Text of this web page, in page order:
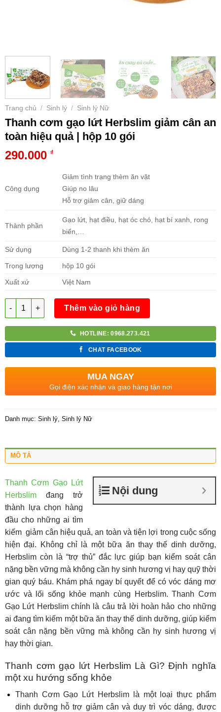
Trang chủ / Sinh lý / Sinh lý Nữ
Thanh cơm gạo lứt Herbslim giảm cân an
toàn hiệu quả | hộp 10 gói
290.000 ₫
Công dụng
Giảm tình trạng thèm ăn vặt
Giúp no lâu
Hỗ trợ giảm cân, giữ dáng
Thành phần
Gạo lứt, hạt điều, hạt óc chó, hạt bí xanh, rong
biển,…
Sử dụng Dùng 1-2 thanh khi thèm ăn
Trọng lượng hộp 10 gói
Xuất xứ Việt Nam
Số lượng
Thêm vào giỏ hàng
HOTLINE: 0968.273.421
CHAT FACEBOOK
MUA NGAY
Gọi điện xác nhận và giao hàng tận nơi
Danh mục: Sinh lý Sinh lý Nữ
MÔ TẢ
Nội dung
Thanh Cơm Gạo Lứt
Herbslim đang trở
thành lựa chọn hàng
đầu cho những ai tìm
kiếm giảm cân hiệu quả, an toàn và tiện lợi trong cuộc sống
hiện đại. Không chỉ là một bữa ăn thay thế dinh dưỡng,
Herbslim còn là “trợ thủ” đắc lực giúp bạn kiểm soát cân
nặng bền vững mà không cần hy sinh hương vị hay quỹ thời
gian quý báu. Khám phá ngay bí quyết để có vóc dáng mơ
ước và lối sống khỏe mạnh cùng Herbslim. Thanh Cơm
Gạo Lứt Herbslim chính là câu trả lời hoàn hảo cho những
ai đang tìm kiếm một bữa ăn thay thế dinh dưỡng, giúp kiểm
soát cân nặng bền vững mà không cần hy sinh hương vị
hay thời gian.
Thanh cơm gạo lứt Herbslim Là Gì? Định nghĩa
một xu hướng sống khỏe
Thanh Cơm Gạo Lứt Herbslim là một loại thực phẩm
dinh dưỡng hỗ trợ giảm cân và duy trì vóc dáng, được